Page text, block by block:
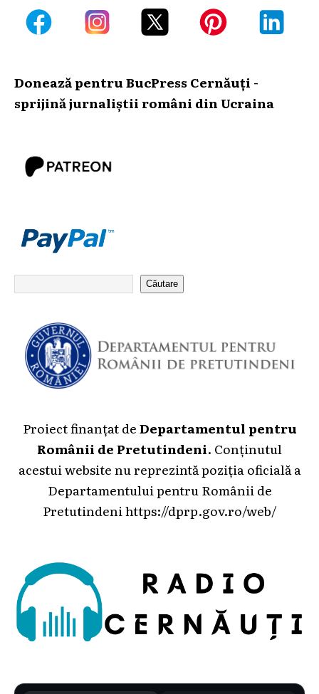
Donează pentru BucPress Cernăuți -
sprijină jurnaliștii români din Ucraina
Căutare
Proiect finanțat deDepartamentul pentru
Românii de Pretutindeni. Conținutul
acestui website nu reprezintă poziția oficială a
Departamentului pentru Românii de
Pretutindeni https://dprp.gov.ro/web/